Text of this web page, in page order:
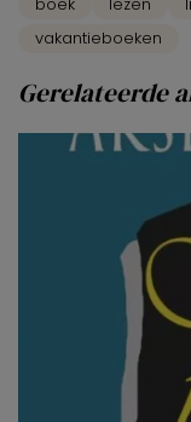
vakantieboeken
Gerelateerde